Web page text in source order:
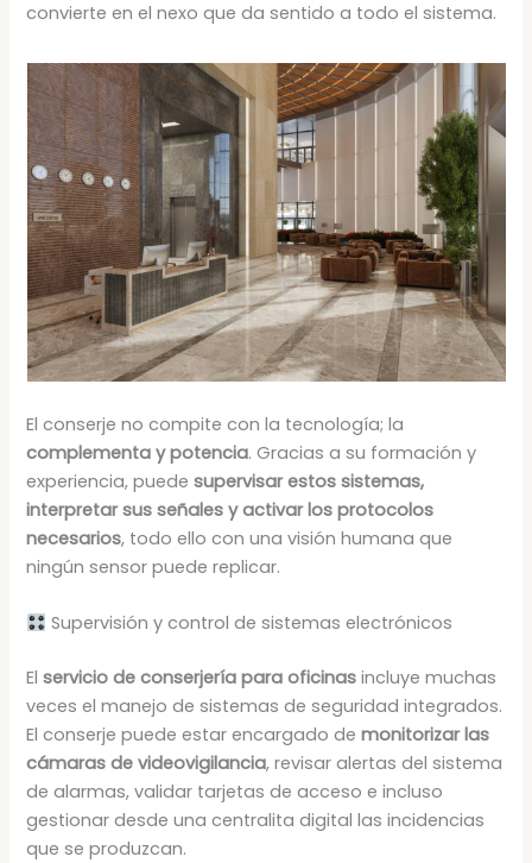
convierte en el nexo que da sentido a todo el sistema.
El conserje no compite con la tecnología; la
complementa y potencia. Gracias a su formación y
experiencia, puedesupervisar estos sistemas,
interpretar sus señales y activar los protocolos
necesarios, todo ello con una visión humana que
ningún sensor puede replicar.
Supervisión y control de sistemas electrónicos
Elservicio de conserjería para oficinas incluye muchas
veces el manejo de sistemas de seguridad integrados.
El conserje puede estar encargado demonitorizar las
cámaras de videovigilancia, revisar alertas del sistema
de alarmas, validar tarjetas de acceso e incluso
gestionar desde una centralita digital las incidencias
que se produzcan.